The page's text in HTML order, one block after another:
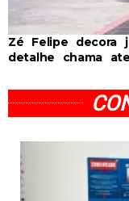
Zé Felipe decora
detalhe chama